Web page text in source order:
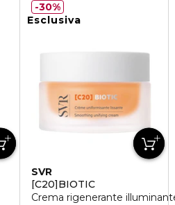
Esclusiva
SVR
[C20]BIOTIC
Crema rigenerante
30%